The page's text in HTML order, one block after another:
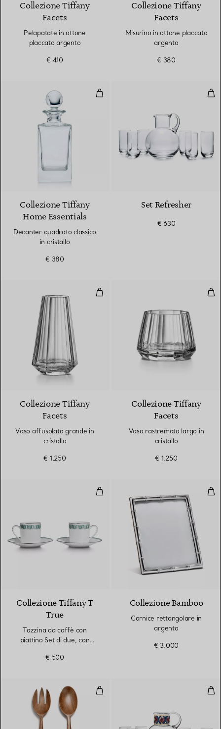
Collezione Tiffany
Facets
Pelapatate in ottone
placcato argento
€ 410
Collezione Tiffany
Facets
Misurino in ottone placcato
argento
€ 380
Decanter quadrato classico in
Collezione Tiffany
Home Essentials
Decanter quadrato classico
in cristallo
€ 380
Set Refresher
€ 630
Vaso affusolato grande in
Collezione Tiffany
Facets
Vaso affusolato grande in
cristallo
€ 1.250
Collezione Tiffany
Facets
Vaso rastremato largo in
cristallo
€ 1.250
Tazzina da caffè con piattino
2 Colori
Collezione Tiffany T
True
Tazzina da caffè con
piattino Set di due, con
€ 500
Collezione Bamboo
Cornice rettangolare in
argento
€ 3.000
Posate da insalata in legno e